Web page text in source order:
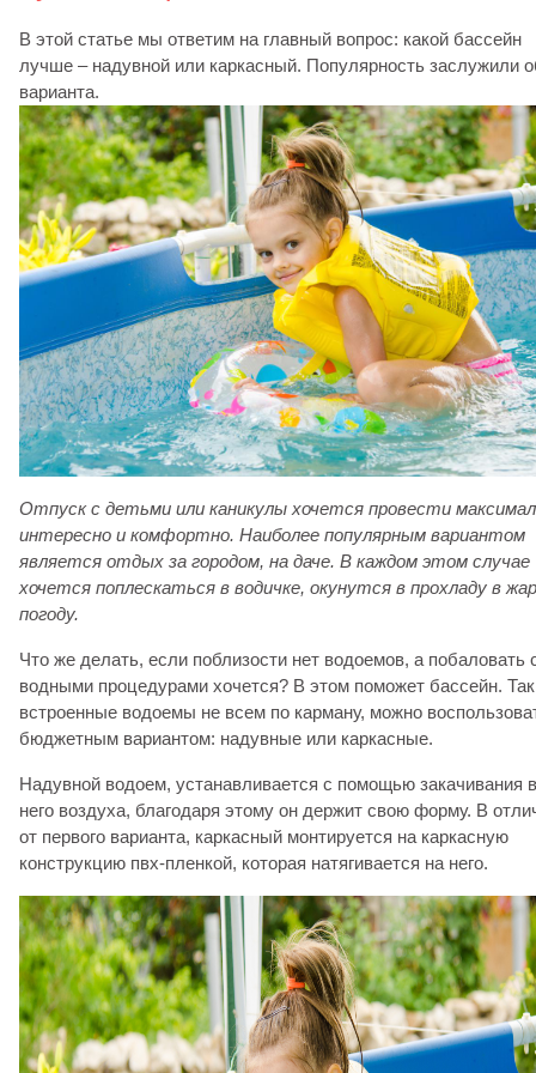
В этой статье мы ответим на главный вопрос: какой бассейн
лучше – надувной или каркасный. Популярность заслужили
варианта.
Отпуск с детьми или каникулы хочется провести
интересно и комфортно. Наиболее популярным вариантом
является отдых за городом, на даче. В каждом этом случае
хочется поплескаться в водичке, окунутся в прохладу в
погоду.
Что же делать, если поблизости нет водоемов, а побаловать
водными процедурами хочется? В этом поможет бассейн. Так
встроенные водоемы не всем по карману, можно
бюджетным вариантом: надувные или каркасные.
Надувной водоем, устанавливается с помощью закачивания в
него воздуха, благодаря этому он держит свою форму. В
от первого варианта, каркасный монтируется на каркасную
конструкцию пвх-пленкой, которая натягивается на него.